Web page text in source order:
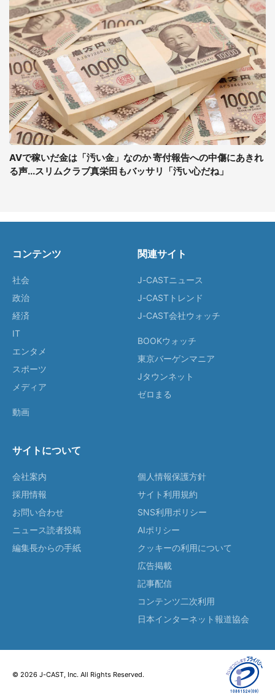
AVで稼いだ金は「汚い金」なのか 寄付報告への中傷にあきれ
る声...スリムクラブ真栄田もバッサリ「汚い心だね」
コンテンツ
社会
政治
経済
IT
エンタメ
スポーツ
メディア
動画
関連サイト
J-CASTニュース
J-CASTトレンド
J-CAST会社ウォッチ
BOOKウォッチ
東京バーゲンマニア
Jタウンネット
ゼロまる
サイトについて
会社案内
採用情報
お問い合わせ
ニュース読者投稿
編集長からの手紙
個人情報保護方針
サイト利用規約
SNS利用ポリシー
AIポリシー
クッキーの利用について
広告掲載
記事配信
コンテンツ二次利用
日本インターネット報道協会
© 2026 J-CAST, Inc. All Rights Reserved.